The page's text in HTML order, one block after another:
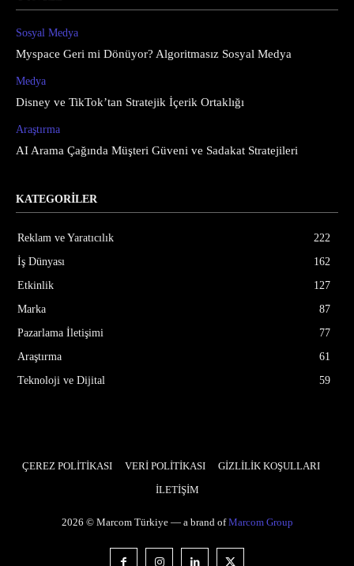
Sosyal Medya
Myspace Geri mi Dönüyor? Algoritmasız Sosyal Medya
Medya
Disney ve TikTok’tan Stratejik İçerik Ortaklığı
Araştırma
AI Arama Çağında Müşteri Güveni ve Sadakat Stratejileri
KATEGORİLER
Reklam ve Yaratıcılık
222
İş Dünyası
162
Etkinlik
127
Marka
87
Pazarlama İletişimi
77
Araştırma
61
Teknoloji ve Dijital
59
ÇEREZ POLİTİKASI VERİ POLİTİKASI
GİZLİLİK KOŞULLARI
İLETİŞİM
2026 © Marcom Türkiye — a brand ofMarcom Group